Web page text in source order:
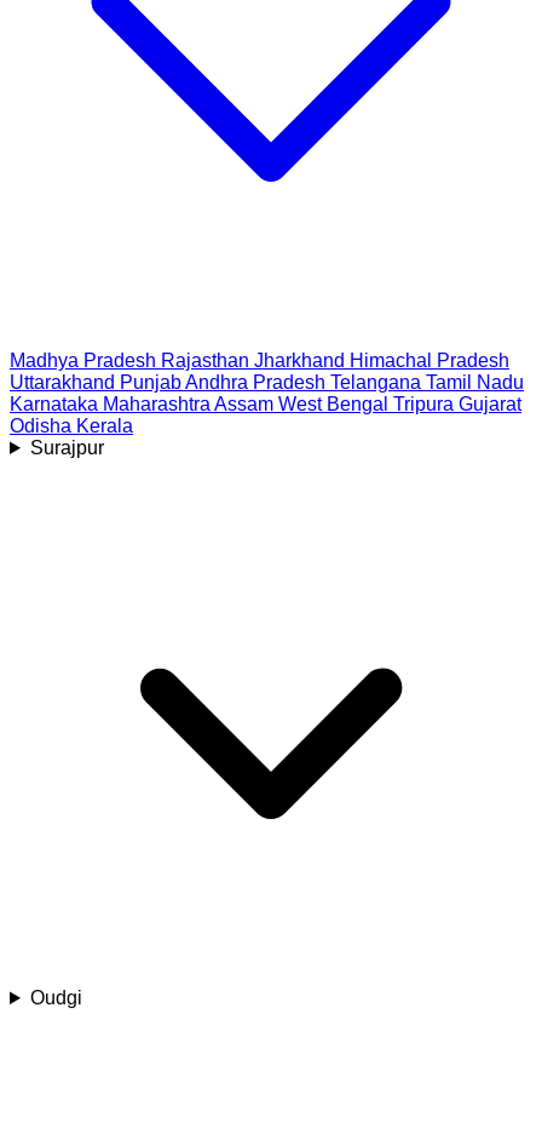
Madhya Pradesh Rajasthan Jharkhand Himachal Pradesh
Uttarakhand PunjabAndhra Pradesh Telangana Tamil Nadu
Karnataka Maharashtra Assam West Bengal Tripura Gujarat
Odisha Kerala
Surajpur
Oudgi